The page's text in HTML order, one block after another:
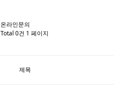
온라인문의
Total 0건 1 페이지
제목